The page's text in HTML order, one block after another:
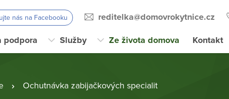
nás na Facebooku reditelka@domovrokytnice.cz
podpora Služby Ze života domova Kontakt
Ochutnávka zabijačkových specialit